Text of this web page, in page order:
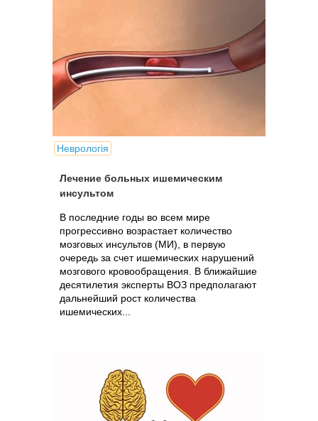
Неврологія
Лечение больных ишемическим
инсультом
В последние годы во всем мире
прогрессивно возрастает количество
мозговых инсультов (МИ), в первую
очередь за счет ишемических нарушений
мозгового кровообращения. В ближайшие
десятилетия эксперты ВОЗ предполагают
дальнейший рост количества
ишемических...